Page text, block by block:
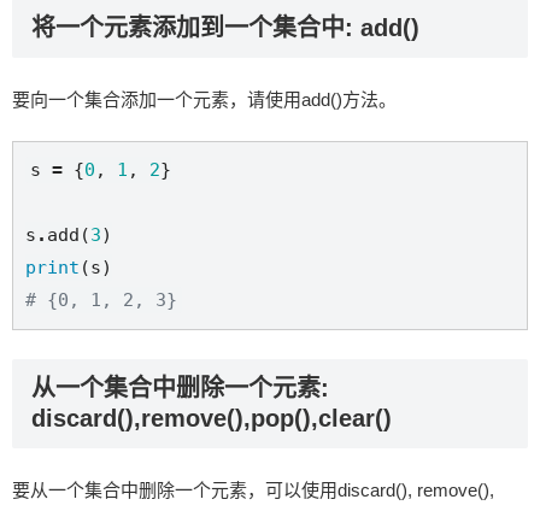
将一个元素添加到一个集合中: add()
要向一个集合添加一个元素，请使用add()方法。
s = {0 , 1 , 2}
s . add(3
print
# {0, 1, 2, 3}
从一个集合中删除一个元素:
discard(),remove(),pop(),clear()
要从一个集合中删除一个元素，可以使用discard(), remove(),